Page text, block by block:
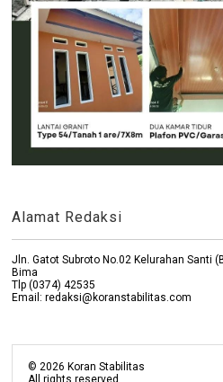
Alamat Redaksi
Jln. Gatot Subroto No.02 Kelurahan Santi
Bima
Tlp (0374) 42535
Email: redaksi@koranstabilitas.com
©2026 Koran Stabilitas
All rights reserved.